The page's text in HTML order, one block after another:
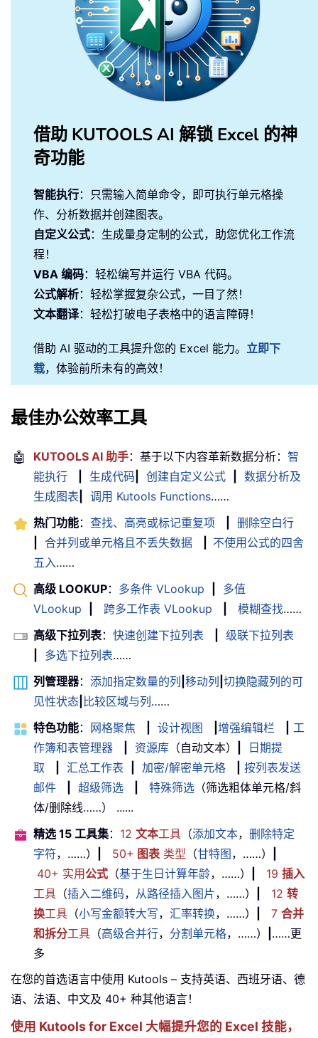
借助 KUTOOLS AI 解锁 Excel 的神
奇功能
智能执行：只需输入简单命令，即可执行单元格操
作、分析数据并创建图表。
自定义公式：生成量身定制的公式，助您优化工作流
程！
VBA 编码：轻松编写并运行 VBA 代码。
公式解析：轻松掌握复杂公式，一目了然！
文本翻译：轻松打破电子表格中的语言障碍！
借助 AI 驱动的工具提升您的 Excel 能力。 立即下
载，体验前所未有的高效！
最佳办公效率工具
🤖 KUTOOLS AI 助手：基于以下内容革新数据分析： 智
能执行
生成代码 创建自定义公式
数据分析及
生成图表
调用 Kutools Functions……
热门功能： 查找、高亮或标记重复项
删除空白行
合并列或单元格且不丢失数据
不使用公式的四舍
五入……
高级 LOOKUP： 多条件 VLookup
多值
VLookup
跨多工作表 VLookup 模糊查找……
高级下拉列表： 快速创建下拉列表
级联下拉列表
多选下拉列表……
列管理器： 添加指定数量的列 移动列 切换隐藏列的可
见性状态 比较区域与列 ……
特色功能： 网格聚焦 设计视图 增强编辑栏
工
作簿和表管理器
资源库 （自动文本）
日期提
取
汇总工作表 加密/解密单元格
按列表发送
邮件
超级筛选 特殊筛选 （筛选粗体单元格/斜
体/删除线……） ......
精选 15 工具集： 12 文本工具 （添加文本， 删除特定
字符，……） 50+ 图表类型 （甘特图 ，……）
40+ 实用公式 （基于生日计算年龄，……） 19 插入
工具 （插入二维码， 从路径插入图片，……） 12 转
换工具 （小写金额转大写， 汇率转换，……） 7 合并
和拆分工具 （高级合并行， 分割单元格，……）
……更
多
在您的首选语言中使用 Kutools – 支持英语、西班牙语、德
语、法语、中文及 40+ 种其他语言！
使用 Kutools for Excel 大幅提升您的 Excel 技能，